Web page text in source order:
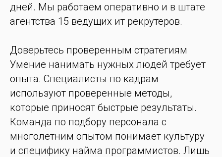
дней. Мы работаем оперативно и в штате
агентства 15 ведущих ит рекрутеров.
Доверьтесь проверенным стратегиям
Умение нанимать нужных людей требует
опыта. Специалисты по кадрам
используют проверенные методы,
которые приносят быстрые результаты.
Команда по подбору персонала с
многолетним опытом понимает культуру
и специфику найма программистов. Лишь